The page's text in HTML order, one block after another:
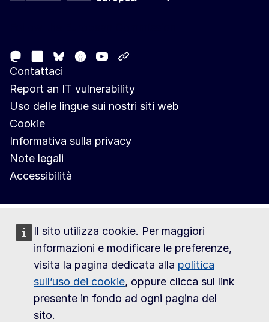
Il sito utilizza cookie. Per maggiori
informazioni e modificare le preferenze,
visita la pagina dedicata alla politica
sull’uso dei cookie, oppure clicca sul link
presente in fondo ad ogni pagina del
sito.
MastodonLinkedIn
Bluesky
Facebook
Youtube
Contattaci
Report an IT vulnerability
Uso delle lingue sui nostri siti web
Cookie
Informativa sulla privacy
Note legali
Accessibilità